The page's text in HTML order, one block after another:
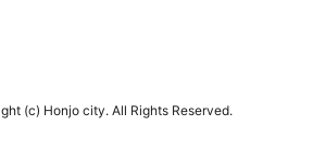
(c) Honjo city. All Rights Reserved.